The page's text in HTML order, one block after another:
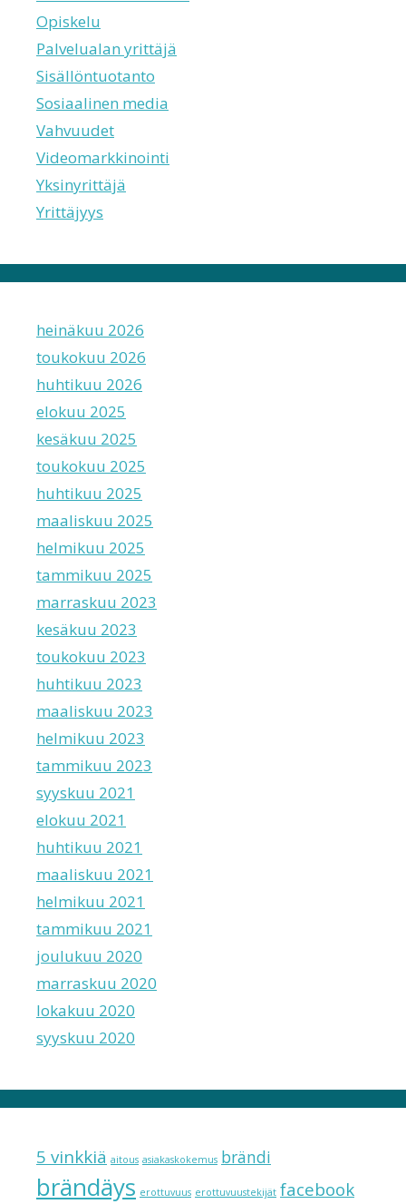
Opiskelu
Palvelualan yrittäjä
Sisällöntuotanto
Sosiaalinen media
Vahvuudet
Videomarkkinointi
Yksinyrittäjä
Yrittäjyys
heinäkuu 2026
toukokuu 2026
huhtikuu 2026
elokuu 2025
kesäkuu 2025
toukokuu 2025
huhtikuu 2025
maaliskuu 2025
helmikuu 2025
tammikuu 2025
marraskuu 2023
kesäkuu 2023
toukokuu 2023
huhtikuu 2023
maaliskuu 2023
helmikuu 2023
tammikuu 2023
syyskuu 2021
elokuu 2021
huhtikuu 2021
maaliskuu 2021
helmikuu 2021
tammikuu 2021
joulukuu 2020
marraskuu 2020
lokakuu 2020
syyskuu 2020
5 vinkkiä aitous asiakaskokemus brändi
brändäys erottuvuus erottuvuustekijät facebook